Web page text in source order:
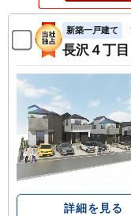
新築一戸建て
長沢４丁
詳細を見る